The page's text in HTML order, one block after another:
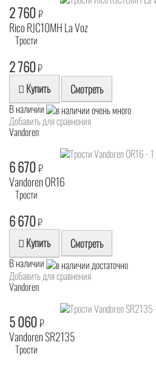
2 760₽
Rico RJC10MH La Voz
Трости
2 760₽
Купить Смотреть
В наличии
Добавить для сравнения
Vandoren
6 670₽
Vandoren OR16
Трости
6 670₽
Купить Смотреть
В наличии
Добавить для сравнения
Vandoren
5 060₽
Vandoren SR2135
Трости